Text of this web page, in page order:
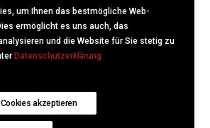
Schweiz.
um Ihnen das bestmögliche Web-
ermöglicht es uns auch, das
und die Website für Sie stetig zu
Datenschutzerklärung
akzeptieren